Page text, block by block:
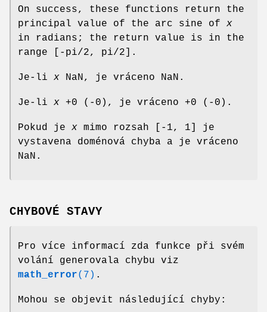
On success, these functions return the
principal value of the arc sine of x
in radians; the return value is in the
range [-pi/2, pi/2].
Je-li x NaN, je vráceno NaN.
Je-li x +0 (-0), je vráceno +0 (-0).
Pokud je x mimo rozsah [-1, 1] je
vystavena doménová chyba a je vráceno
NaN.
CHYBOVÉ STAVY
Pro více informací zda funkce při svém
volání generovala chybu viz
math_error(7) .
Mohou se objevit následující chyby: